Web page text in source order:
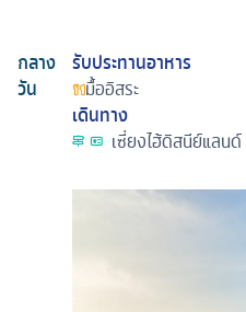
กลาง
วัน
รับประทานอาหาร
มื้ออิสระ
เดินทาง
เซี่ยงไฮ้ดิสนีย์แลนด์